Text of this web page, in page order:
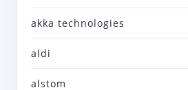
akka technologies
aldi
alstom